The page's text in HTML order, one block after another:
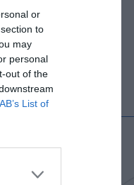
or
to
may
personal
out of the
List of